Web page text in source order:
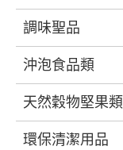
調味聖品
沖泡食品類
天然穀物堅果類
環保清潔用品